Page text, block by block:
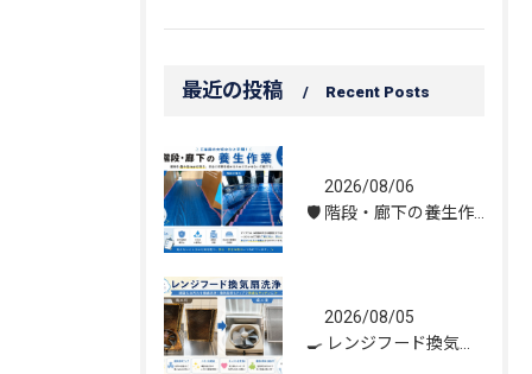
最近の投稿 Recent Posts
2026/08/06
2026/08/05